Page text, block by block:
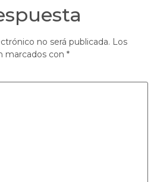
no será publicada. Los
marcados con *